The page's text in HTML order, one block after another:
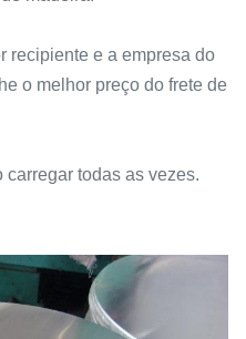
recipiente e a empresa do
o melhor preço do frete de
todas as vezes.